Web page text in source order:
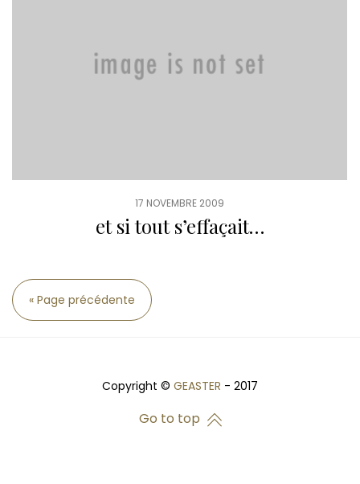
17 NOVEMBRE 2009
et si tout s’effaçait…
« Page précédente
Copyright © GEASTER - 2017
Go to top